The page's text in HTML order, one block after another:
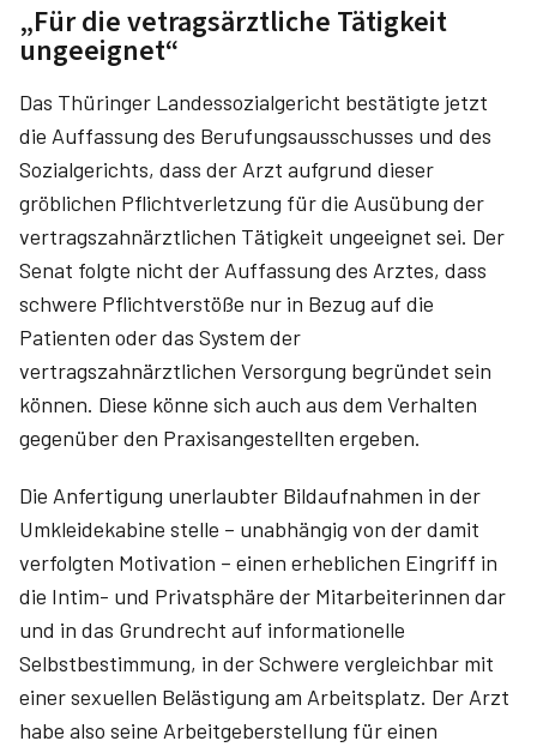
„Für die vetragsärztliche Tätigkeit
ungeeignet“
Das Thüringer Landessozialgericht bestätigte jetzt
die Auffassung des Berufungsausschusses und des
Sozialgerichts, dass der Arzt aufgrund dieser
gröblichen Pflichtverletzung für die Ausübung der
vertragszahnärztlichen Tätigkeit ungeeignet sei. Der
Senat folgte nicht der Auffassung des Arztes, dass
schwere Pflichtverstöße nur in Bezug auf die
Patienten oder das System der
vertragszahnärztlichen Versorgung begründet sein
können. Diese könne sich auch aus dem Verhalten
gegenüber den Praxisangestellten ergeben.
Die Anfertigung unerlaubter Bildaufnahmen in der
Umkleidekabine stelle – unabhängig von der damit
verfolgten Motivation – einen erheblichen Eingriff in
die Intim- und Privatsphäre der Mitarbeiterinnen dar
und in das Grundrecht auf informationelle
Selbstbestimmung, in der Schwere vergleichbar mit
einer sexuellen Belästigung am Arbeitsplatz. Der Arzt
habe also seine ArbeitgebersteIlung für einen